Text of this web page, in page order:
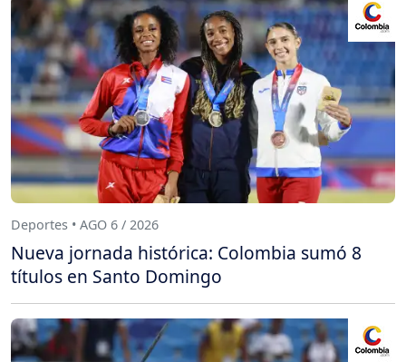
Deportes • AGO 6 / 2026
Nueva jornada histórica: Colombia sumó 8
títulos en Santo Domingo